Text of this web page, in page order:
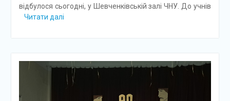
відбулося сьогодні, у Шевченківській залі ЧНУ. До учнів
Читати далі